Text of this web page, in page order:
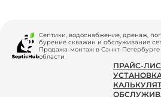
Септики, водоснабжение, дренаж,
бурение скважин и обслуживание
Продажа-монтаж в Санкт-Петербурге
области
ПРАЙС-